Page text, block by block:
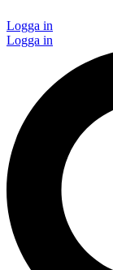
Logga in
Logga in